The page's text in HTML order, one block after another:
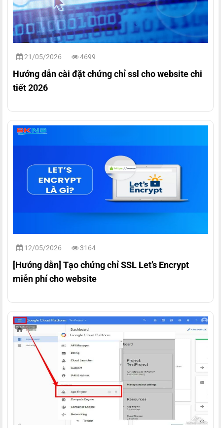
21/05/2026 4699
Hướng dẫn cài đặt chứng chỉ ssl cho website chi
tiết 2026
12/05/2026 3164
[Hướng dẫn] Tạo chứng chỉ SSL Let’s Encrypt
miễn phí cho website